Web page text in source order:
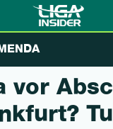
vor